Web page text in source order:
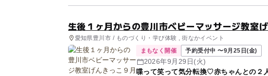
生後１ヶ月からの豊川市ベビーマッサージ教室
愛知県豊川市 / ものづくり・学び体験 , 街なかイベント
まもなく開催 予約受付中 〜9月25日(金)
2026年9月29日(火)
喋って笑って気分転換♡赤ちゃんとの２